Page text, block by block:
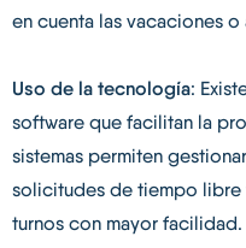
en cuenta las vacaciones
Uso de la tecnología:
software que facilitan la
sistemas permiten
solicitudes de tiempo
turnos con mayor facilidad.